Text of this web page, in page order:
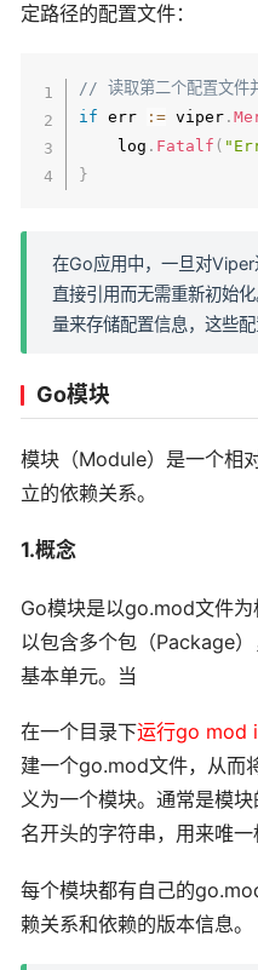
if err :=
        log
. Fatalf
}
}
定路径的配置文件：
// 读取第二个配置文件
if err := viper .
    log
. Fatalf (
}
在Go应用中，一旦对
直接引用而无需重新初始
量来存储配置信息，这些
Go模块
模块（Module）是一个相
立的依赖关系。
1.概念
Go模块是以go.mod文件
以包含多个包（Package
基本单元。当
在一个目录下运行go mod
建一个go.mod文件，从而
义为一个模块。通常是模
名开头的字符串，用来唯一
每个模块都有自己的
赖关系和依赖的版本信息。